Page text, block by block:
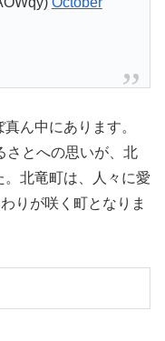
ん中にあります。
さとへの思いが、北
北竜町は、人々に愛
りが咲く町となりま